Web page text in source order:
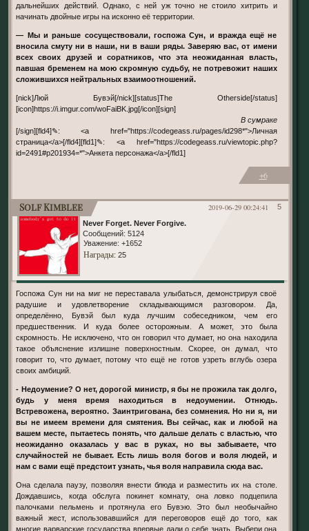
дальнейших действий. Однако, с ней уж точно не стоило хитрить и
начинать двойные игры на исконно её территории.
— Мы и раньше сосуществовали, госпожа Сун, и вражда ещё не
вносила смуту ни в наши, ни в ваши ряды. Заверяю вас, от имени
всех своих друзей и соратников, что эта неожиданная власть,
павшая бременем на мою скромную судьбу, не потревожит наших
сложившихся нейтральных взаимоотношений.
[nick]Люй Бувэй[/nick][status]The Otherside[/status]
[icon]https://i.imgur.com/woFaiBK.jpg[/icon][sign]
В сумраке
[/sign][fld4]✎: <a href="https://codegeass.ru/pages/id298*">Личная
страница</a>[/fld4][fld1]✎: <a href="https://codegeass.ru/viewtopic.php?
id=2491#p201934=*">Анкета персонажа</a>[/fld1]
+6
5
2019-06-29 00:24:41
Solf Kimblee
Never Forget. Never Forgive.
Сообщений: 5124
Уважение: +1652
Награды: 25
Госпожа Сун ни на миг не переставала улыбаться, демонстрируя своё
радушие и удовлетворение складывающимся разговором. Да,
определённо, Бувэй был куда лучшим собеседником, чем его
предшественник. И куда более осторожным. А может, это была
скромность. Не исключено, что он говорил что думает, но она находила
такое объяснение излишне поверхностным. Скорее, он думал, что
говорит то, что думает, потому что ещё не готов узреть вглубь озера
своих амбиций.
- Недоумение? О нет, дорогой министр, я бы не прожила так долго,
будь у меня время находиться в недоумении. Отнюдь.
Встревожена, вероятно. Заинтригована, без сомнения. Но ни я, ни
вы не имеем времени для смятения. Вы сейчас, как и любой на
вашем месте, пытаетесь понять, что дальше делать с властью, что
неожиданно оказалась у вас в руках, но вы забываете, что
случайностей не бывает. Есть лишь воля богов и воля людей, и
нам с вами ещё предстоит узнать, чья воля направила сюда вас.
Она сделала паузу, позволяя внести блюда и разместить их на столе.
Дождавшись, когда обслуга покинет комнату, она ловко подцепила
палочками пельмень и протянула его Бувэю. Это был необычайно
важный жест, использовавшийся для переговоров ещё до того, как
многие варварские государства впервые дали о себе знать. Выбери она